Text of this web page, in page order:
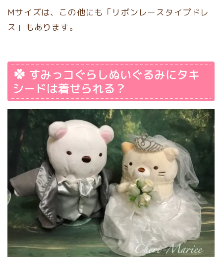
Mサイズは、この他にも「リボンレースタイプドレ
ス」もあります。
すみっコぐらしぬいぐるみにタキ
シードは着せられる？